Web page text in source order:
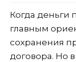
Когда деньги
главным
сохранения
договора. Но